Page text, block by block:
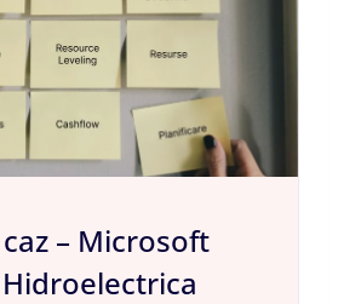
– Microsoft